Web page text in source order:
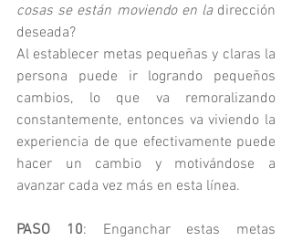
cosas se están moviendo en la dirección
deseada?
Al establecer metas pequeñas y claras la
persona puede ir logrando pequeños
cambios, lo que va remoralizando
constantemente, entonces va viviendo la
experiencia de que efectivamente puede
hacer un cambio y motivándose a
avanzar cada vez más en esta línea.
PASO 10: Enganchar estas metas